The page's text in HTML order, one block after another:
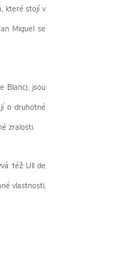
které stojí v
Miquel se
Blanc), jsou
o druhotné
zralosti.
též Ull de
vlastnosti,